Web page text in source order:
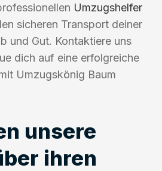
Umzugshelfer
sicheren Transport deiner
und Gut. Kontaktiere uns
dich auf eine erfolgreiche
Umzugskönig Baum
unsere
ihren